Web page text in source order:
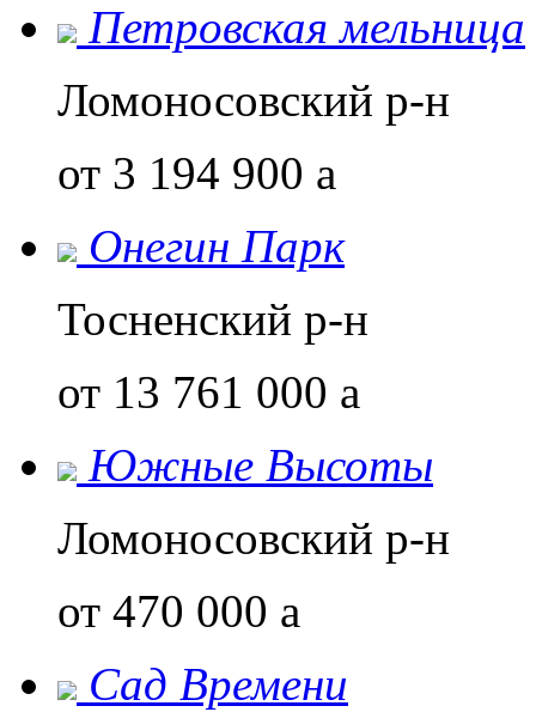
Петровская мельница
Ломоносовский р-н
от 3 194 900 a
Онегин Парк
Тосненский р-н
от 13 761 000 a
Южные Высоты
Ломоносовский р-н
от 470 000 a
Сад Времени